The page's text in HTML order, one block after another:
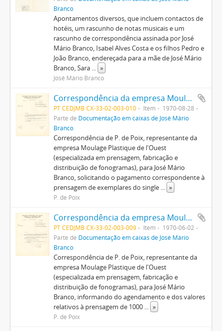
Branco
Apontamentos diversos, que incluem contactos de
hotéis, um rascunho de notas musicais e um
rascunho de correspondência assinada por José
Mário Branco, Isabel Alves Costa e os filhos Pedro e
João Branco, endereçada para a mãe de José Mário
Branco, Sara ... »
José Mário Branco
Correspondência da empresa Moulage Plastique de l'Ouest para José Mário Branco
PT CEDJMB CX-33-02-003-010 Item
1970-08-28
Parte de Documentação em caixas de José Mário
Branco
Correspondência de P. de Poix, representante da
empresa Moulage Plastique de l'Ouest
(especializada em prensagem, fabricação e
distribuição de fonogramas), para José Mário
Branco, solicitando o pagamento correspondente à
prensagem de exemplares do single ... »
P. de Poix
Correspondência da empresa Moulage Plastique de l'Ouest para José Mário Branco
PT CEDJMB CX-33-02-003-009 Item
1970-06-02
Parte de Documentação em caixas de José Mário
Branco
Correspondência de P. de Poix, representante da
empresa Moulage Plastique de l'Ouest
(especializada em prensagem, fabricação e
distribuição de fonogramas), para José Mário
Branco, informando do agendamento e dos valores
relativos à prensagem de 1000 ... »
P. de Poix